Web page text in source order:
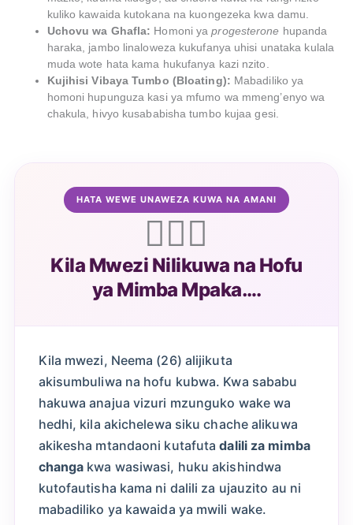
kuliko kawaida kutokana na kuongezeka kwa damu.
Uchovu wa Ghafla: Homoni yaprogesterone hupanda
haraka, jambo linaloweza kukufanya uhisi unataka kulala
muda wote hata kama hukufanya kazi nzito.
Kujihisi Vibaya Tumbo (Bloating): Mabadiliko ya
homoni hupunguza kasi ya mfumo wa mmeng’enyo wa
chakula, hivyo kusababisha tumbo kujaa gesi.
HATA WEWE UNAWEZA KUWA NA AMANI
🙋‍♀️✨
Kila Mwezi Nilikuwa na Hofu
ya Mimba Mpaka….
Kila mwezi, Neema (26) alijikuta
akisumbuliwa na hofu kubwa. Kwa sababu
hakuwa anajua vizuri mzunguko wake wa
hedhi, kila akichelewa siku chache alikuwa
akikesha mtandaoni kutafutadalili za mimba
changa kwa wasiwasi, huku akishindwa
kutofautisha kama ni dalili za ujauzito au ni
mabadiliko ya kawaida ya mwili wake.